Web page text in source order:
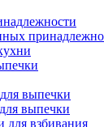
выпечки
выпечки
для взбивания